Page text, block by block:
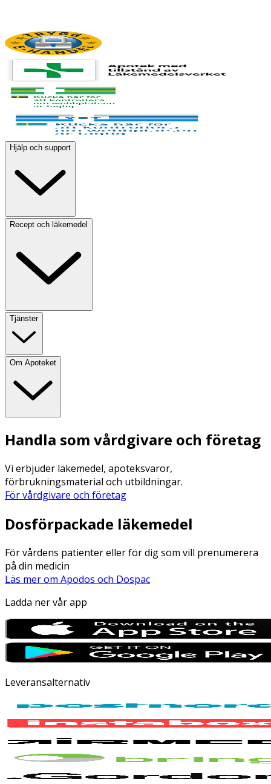
Hjälp och support
Recept och läkemedel
Tjänster
Om Apoteket
Handla som vårdgivare och företag
Vi erbjuder läkemedel, apoteksvaror,
förbrukningsmaterial och utbildningar.
För vårdgivare och företag
Dosförpackade läkemedel
För vårdens patienter eller för dig som vill prenumerera
på din medicin
Läs mer om Apodos och Dospac
Ladda ner vår app
Leveransalternativ